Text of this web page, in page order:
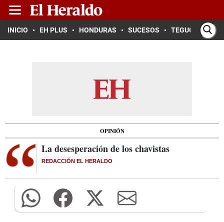
INICIO EH PLUS HONDURAS SUCESOS TEGUCIGALPA
OPINIÓN
La desesperación de los chavistas
REDACCIÓN EL HERALDO